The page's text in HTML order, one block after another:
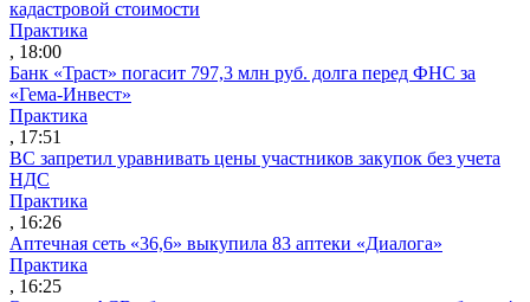
кадастровой стоимости
Практика
, 18:00
Банк «Траст» погасит 797,3 млн руб. долга перед ФНС за
«Гема-Инвест»
Практика
, 17:51
ВС запретил уравнивать цены участников закупок без учета
НДС
Практика
, 16:26
Аптечная сеть «36,6» выкупила 83 аптеки «Диалога»
Практика
, 16:25